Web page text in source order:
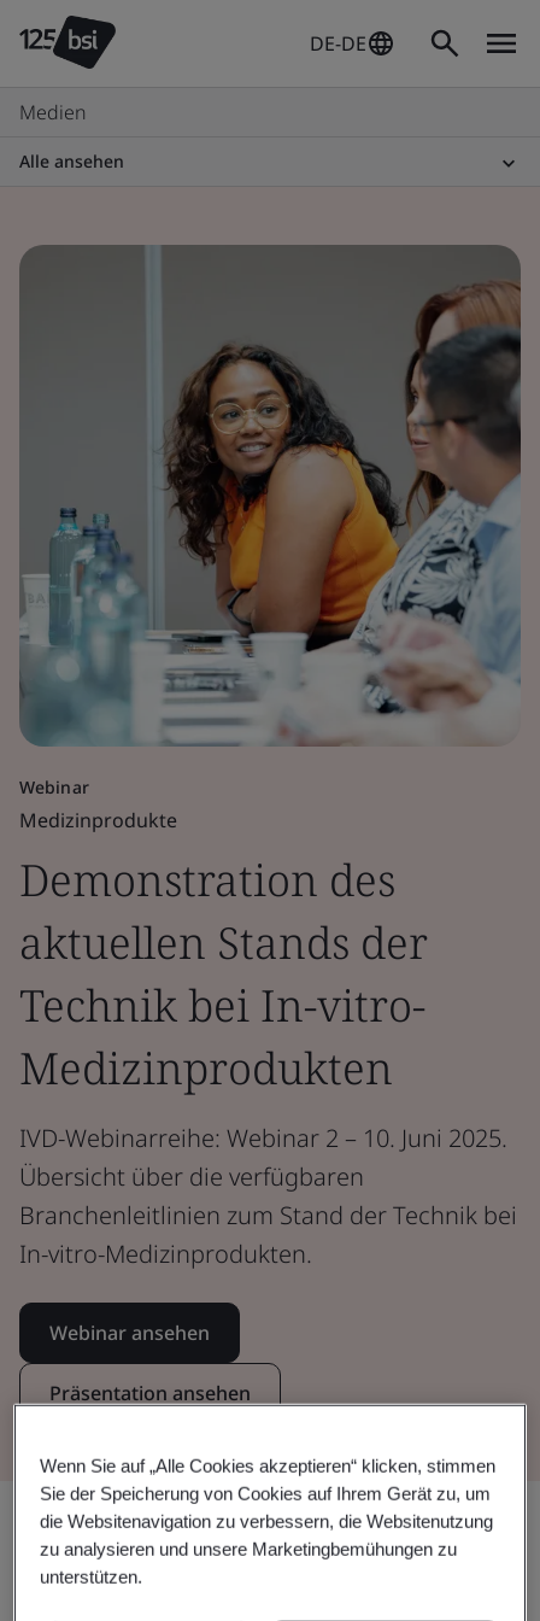
DE-DE
Medien
Alle ansehen
Webinar
Medizinprodukte
Demonstration des
aktuellen Stands der
Technik bei In-vitro-
Medizinprodukten
IVD-Webinarreihe: Webinar 2 – 10. Juni 2025.
Übersicht über die verfügbaren
Branchenleitlinien zum Stand der Technik bei
In-vitro-Medizinprodukten.
Webinar ansehen
Präsentation ansehen
Teilen:
Wenn Sie auf „Alle Cookies akzeptieren“ klicken, stimmen
Sie der Speicherung von Cookies auf Ihrem Gerät zu, um
die Websitenavigation zu verbessern, die Websitenutzung
zu analysieren und unsere Marketingbemühungen zu
unterstützen.